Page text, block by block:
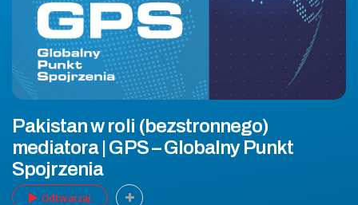
Pakistan w roli (bezstronnego)
mediatora | GPS – Globalny Punkt
Spojrzenia
Odtwarzaj